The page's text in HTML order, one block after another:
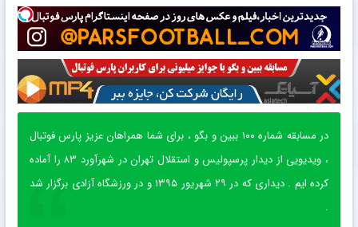
0
seconds
در مسابقه شماره ۱۰۰ ببین و بگو ، برای شما همراهان عزیز پارس فوتبال
، ویدیویی از دیدار پرسپولیس و استقلال تهران در شهرآورد ۸۳ را آماده
کرده ایم . دیداری که در ۲۹ شهریور ۱۳۹۵ و در ورزشگاه آزادی برگزار شد
.